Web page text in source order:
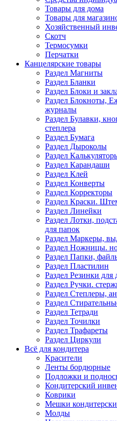
Товары для дома
Товары для
Хозяйственный
Скотч
Термосумки
Перчатки
Канцелярские товары
Раздел Магниты
Раздел Бланки
Раздел Блоки и
Раздел Блокноты,
журналы
Раздел Булавки,
степлера
Раздел Бумага
Раздел Дыроколы
Раздел
Раздел Карандаши
Раздел Клей
Раздел Конверты
Раздел Корректоры
Раздел Краски.
Раздел Линейки
Раздел Лотки,
для папок
Раздел Маркеры,
Раздел Ножницы.
Раздел Папки,
Раздел Пластилин
Раздел Резинки для
Раздел Ручки.
Раздел Степлеры,
Раздел
Раздел Тетради
Раздел Точилки
Раздел Трафареты
Раздел Циркули
Всё для кондитера
Красители
Ленты бордюрные
Подложки и
Кондитерский
Коврики
Мешки
Молды